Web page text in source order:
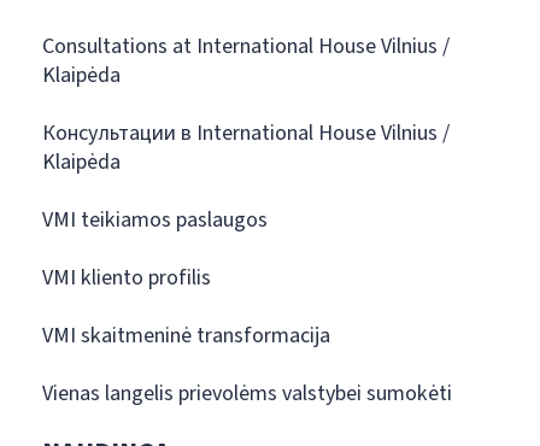
Consultations at International House Vilnius /
Klaipėda
Консультации в International House Vilnius /
Klaipėda
VMI teikiamos paslaugos
VMI kliento profilis
VMI skaitmeninė transformacija
Vienas langelis prievolėms valstybei sumokėti